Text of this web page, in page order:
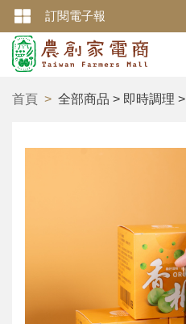
訂閱電子報
首頁 全部商品 > 即時調理 >